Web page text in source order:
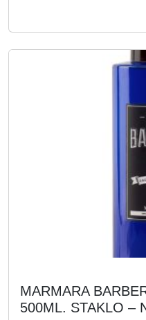
MARMARA
500ML. STAKLO –